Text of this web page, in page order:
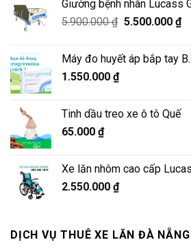
Giường bệnh nhân Lucass
5.900.000₫ Giá
là:
5.900.000 ₫.
5.500.000 ₫Giá
là:
Máy đo huyết áp bắp tay
1.550.000 ₫
Tinh dầu treo xe ô tô Quế
65.000 ₫
Xe lăn nhôm cao cấp
2.550.000 ₫
DỊCH VỤ THUÊ XE LĂN ĐÀ NẴNG